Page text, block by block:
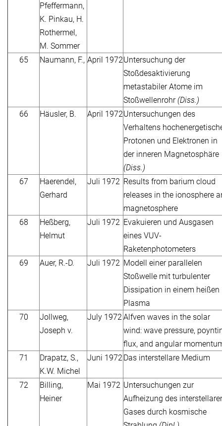
Pfeffermann,
K. Pinkau, H.
Rothermel,
M. Sommer
65 Naumann, F., April 1972Untersuchung der
Stoßdesaktivierung
metastabiler Atome im
Stoßwellenrohr (Diss.)
66
Häusler, B. April 1972Untersuchungen des
Verhaltens
Protonen und Elektronen in
der inneren Magnetosphäre
(Diss.)
67
Haerendel,
Gerhard
Juli 1972 Results from barium cloud
releases in the ionosphere
magnetosphere
68
Heßberg,
Helmut
Juli 1972 Evakuieren und Ausgasen
eines VUV-
Raketenphotometers
69
Auer, R.-D. Juli 1972 Modell einer parallelen
Stoßwelle mit turbulenter
Dissipation in einem heißen
Plasma
70
Jollweg,
Joseph v.
July 1972Alfven waves in the solar
wind: wave pressure,
flux, and angular
71
Drapatz, S.,
K.W. Michel
Juni 1972Das interstellare Medium
72
Billing,
Heiner
Mai 1972 Untersuchungen zur
Aufheizung des
Gases durch kosmische